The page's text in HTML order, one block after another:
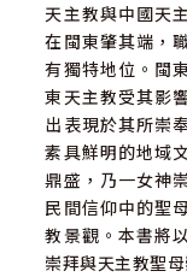
天主教與中國天
在閩東肇其端，
有獨特地位。閩
東天主教受其影
出表現於其所崇
素具鮮明的地域
鼎盛，乃一女神
民間信仰中的聖
教景觀。本書將
崇拜與天主教聖